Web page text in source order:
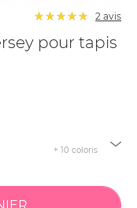
2 avis
pour tapis
+ 10 coloris